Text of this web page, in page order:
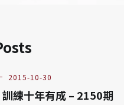
2015-10-30
練十年有成 – 2150期